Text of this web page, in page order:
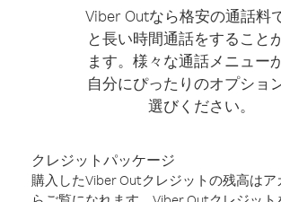
Viber Outなら格安の通話料
と長い時間通話をすること
ます。様々な通話メニューか
自分にぴったりのオプショ
選びください。
クレジットパッケージ
購入したViber Outクレジットの残高は